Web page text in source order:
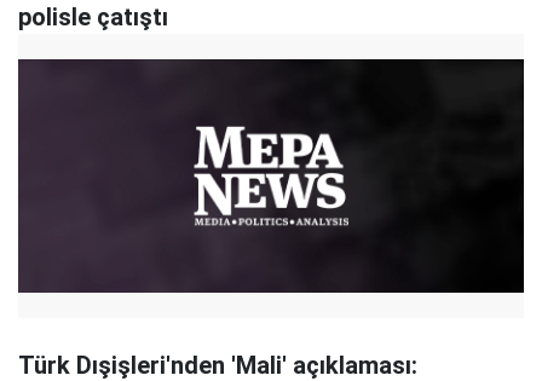
polisle çatıştı
Türk Dışişleri'nden 'Mali' açıklaması: